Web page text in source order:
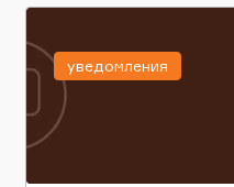
уведомления